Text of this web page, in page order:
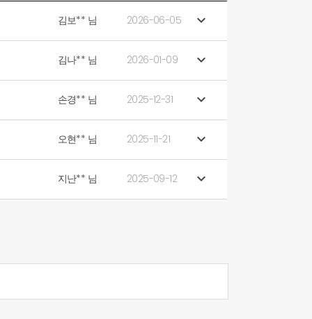
김보** 님 2026-06-05 
김나** 님 2026-01-09 
손경** 님 2025-12-31 
오현** 님 2025-11-21 
지난** 님 2025-09-12 